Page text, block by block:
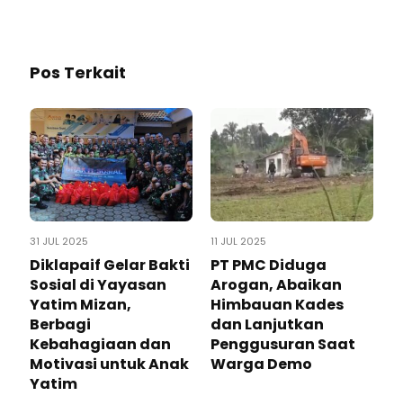
Pos Terkait
31 JUL 2025
Diklapaif Gelar Bakti
Sosial di Yayasan
Yatim Mizan,
Berbagi
Kebahagiaan dan
Motivasi untuk Anak
Yatim
11 JUL 2025
PT PMC Diduga
Arogan, Abaikan
Himbauan Kades
dan Lanjutkan
Penggusuran Saat
Warga Demo